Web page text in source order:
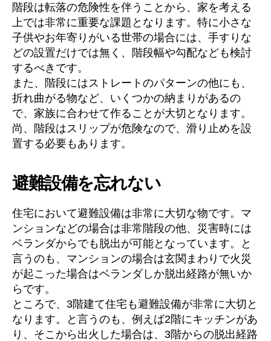
階段は転落の危険性を伴うことから、家を考える
上では非常に重要な課題となります。特に小さな
子供やお年寄りがいる世帯の場合には、手すりな
どの設置だけでは無く、階段幅や勾配なども検討
するべきです。
また、階段にはストレートのパターンの他にも、
折れ曲がる物など、いくつかの納まりがあるの
で、家族に合わせて作ることが大切となります。
尚、階段はスリップが危険なので、滑り止めを設
置する必要もあります。
避難設備を忘れない
住宅において避難設備は非常に大切な物です。マ
ンションなどの場合は非常階段の他、災害時には
ベランダからでも脱出が可能となっています。と
言うのも、マンションの場合は玄関まわりで火災
が起こった場合はベランダしか脱出経路が無いか
らです。
ところで、3階建て住宅も避難設備が非常に大切と
なります。と言うのも、例えば2階にキッチンがあ
り、そこから出火した場合は、3階からの脱出経路